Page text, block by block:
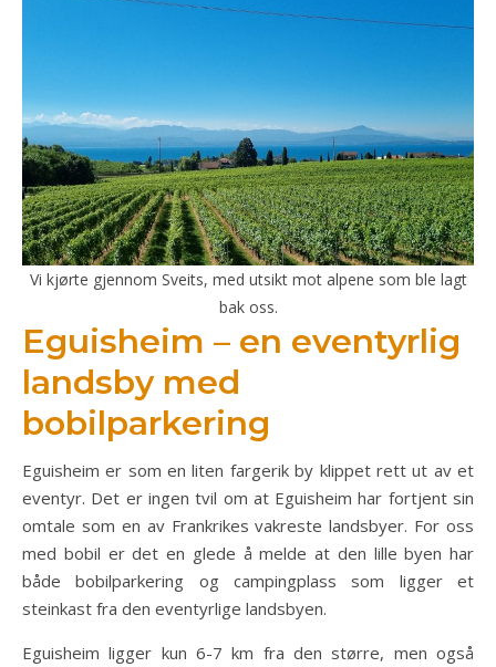
Vi kjørte gjennom Sveits, med utsikt mot alpene som ble lagt
bak oss.
Eguisheim – en eventyrlig
landsby med
bobilparkering
Eguisheim er som en liten fargerik by klippet rett ut av et
eventyr. Det er ingen tvil om at Eguisheim har fortjent sin
omtale som en av Frankrikes vakreste landsbyer. For oss
med bobil er det en glede å melde at den lille byen har
både bobilparkering og campingplass som ligger et
steinkast fra den eventyrlige landsbyen.
Eguisheim ligger kun 6-7 km fra den større, men også